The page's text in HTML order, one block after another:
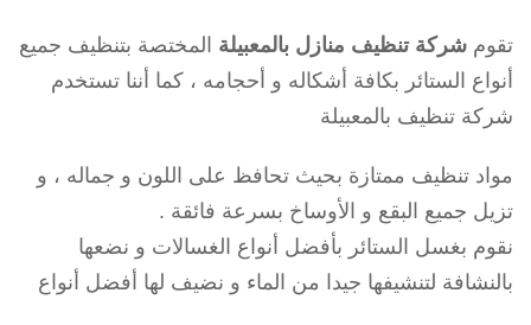
تقوم شركة تنظيف منازل بالمعبيلة المختصة بتنظيف جميع
أنواع الستائر بكافة أشكاله و أحجامه ، كما أننا تستخدم
شركة تنظيف بالمعبيلة
مواد تنظيف ممتازة بحيث تحافظ على اللون و جماله ، و
تزيل جميع البقع و الأوساخ بسرعة فائقة .
نقوم بغسل الستائر بأفضل أنواع الغسالات و نضعها
بالنشافة لتنشيفها جيدا من الماء و نضيف لها أفضل أنواع